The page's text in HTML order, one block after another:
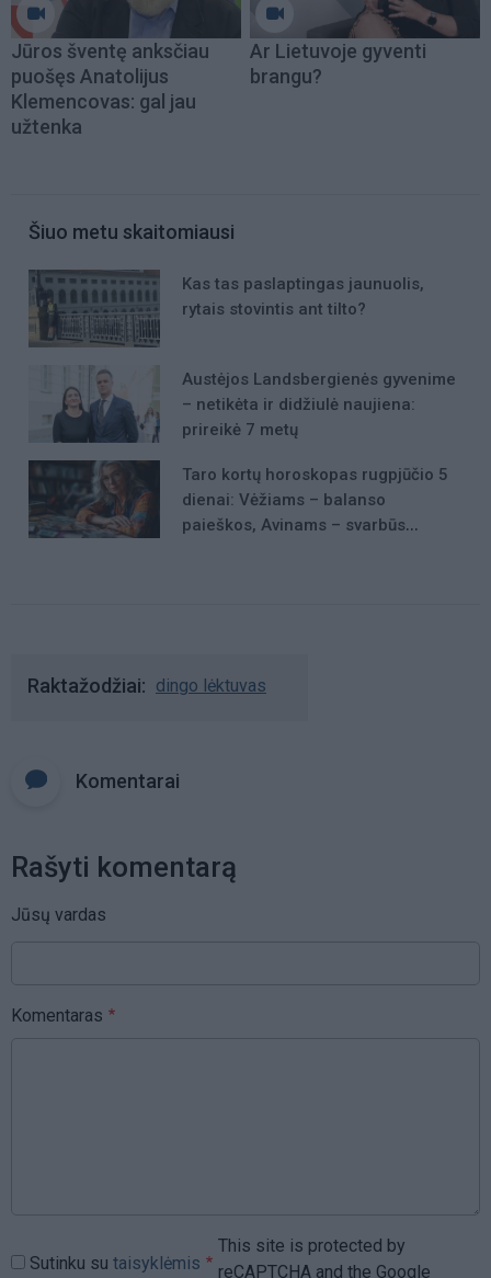
Jūros šventę anksčiau
puošęs Anatolijus
Klemencovas: gal jau
užtenka
Ar Lietuvoje gyventi
brangu?
Šiuo metu skaitomiausi
Kas tas paslaptingas jaunuolis,
rytais stovintis ant tilto?
Austėjos Landsbergienės gyvenime
– netikėta ir didžiulė naujiena:
prireikė 7 metų
Taro kortų horoskopas rugpjūčio 5
dienai: Vėžiams – balanso
paieškos, Avinams – svarbūs
Raktažodžiai dingo lėktuvas
Komentarai
Rašyti komentarą
Jūsų vardas
Komentaras
Sutinku su taisyklėmis
This site is protected by
reCAPTCHA and the Google